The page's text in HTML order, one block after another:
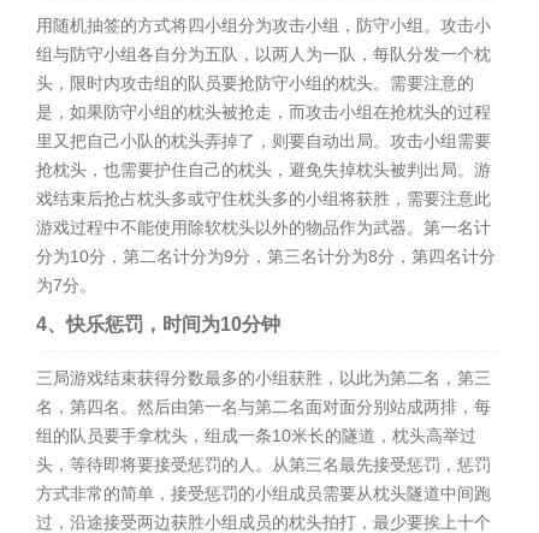
用随机抽签的方式将四小组分为攻击小组，防守小组。攻击小
组与防守小组各自分为五队，以两人为一队，每队分发一个枕
头，限时内攻击组的队员要抢防守小组的枕头。需要注意的
是，如果防守小组的枕头被抢走，而攻击小组在抢枕头的过程
里又把自己小队的枕头弄掉了，则要自动出局。攻击小组需要
抢枕头，也需要护住自己的枕头，避免失掉枕头被判出局。游
戏结束后抢占枕头多或守住枕头多的小组将获胜，需要注意此
游戏过程中不能使用除软枕头以外的物品作为武器。第一名计
分为10分，第二名计分为9分，第三名计分为8分，第四名计分
为7分。
4、快乐惩罚，时间为10分钟
三局游戏结束获得分数最多的小组获胜，以此为第二名，第三
名，第四名。然后由第一名与第二名面对面分别站成两排，每
组的队员要手拿枕头，组成一条10米长的隧道，枕头高举过
头，等待即将要接受惩罚的人。从第三名最先接受惩罚，惩罚
方式非常的简单，接受惩罚的小组成员需要从枕头隧道中间跑
过，沿途接受两边获胜小组成员的枕头拍打，最少要挨上十个